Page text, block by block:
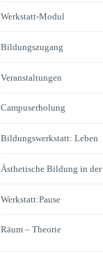
Werkstatt-Modul
Bildungszugang
Veranstaltungen
Campuserholung
Bildungswerkstatt: Leben
Ästhetische Bildung in
Werkstatt:Pause
Räum – Theorie